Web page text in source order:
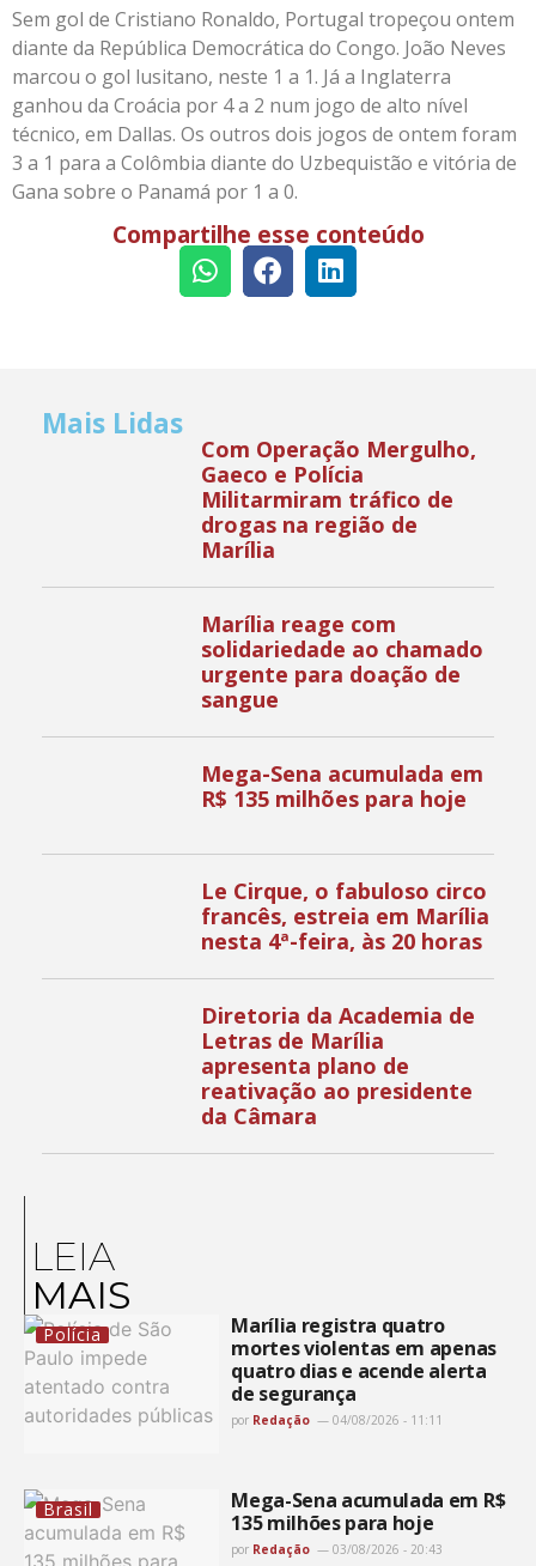
Sem gol de Cristiano Ronaldo, Portugal tropeçou ontem
diante da República Democrática do Congo. João Neves
marcou o gol lusitano, neste 1 a 1. Já a Inglaterra
ganhou da Croácia por 4 a 2 num jogo de alto nível
técnico, em Dallas. Os outros dois jogos de ontem foram
3 a 1 para a Colômbia diante do Uzbequistão e vitória de
Gana sobre o Panamá por 1 a 0.
Compartilhe esse conteúdo
Mais Lidas
Com Operação Mergulho,
Gaeco e Polícia
Militarmiram tráfico de
drogas na região de
Marília
Marília reage com
solidariedade ao chamado
urgente para doação de
sangue
Mega-Sena acumulada em
R$ 135 milhões para hoje
Le Cirque, o fabuloso circo
francês, estreia em Marília
nesta 4ª-feira, às 20 horas
Diretoria da Academia de
Letras de Marília
apresenta plano de
reativação ao presidente
da Câmara
LEIA
MAIS
Polícia
Marília registra quatro
mortes violentas em apenas
quatro dias e acende alerta
de segurança
por Redação 04/08/2026 - 11:11
Brasil
Mega-Sena acumulada em R$
135 milhões para hoje
por Redação 03/08/2026 - 20:43